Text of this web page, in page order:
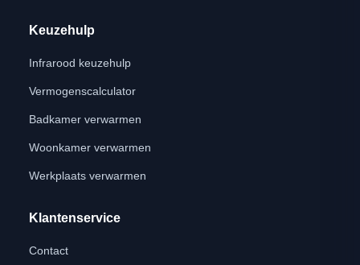
Keuzehulp
Infrarood keuzehulp
Vermogenscalculator
Badkamer verwarmen
Woonkamer verwarmen
Werkplaats verwarmen
Klantenservice
Contact